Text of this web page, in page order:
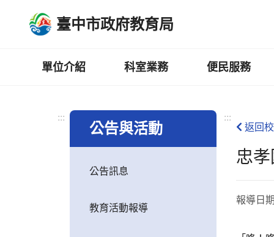
臺中市政府教育局
單位介紹 科室業務 便民服務
:::
公告與活動
公告訊息
教育活動報導
:::
返回
忠
報導日